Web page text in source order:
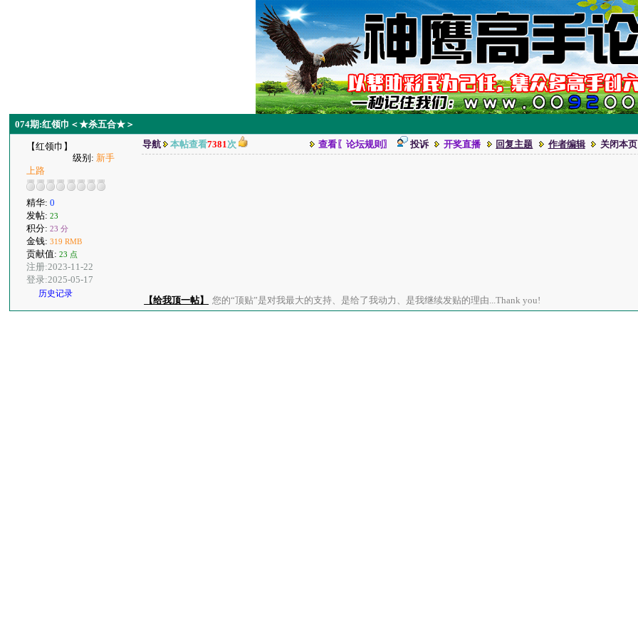
074期:红领巾＜★杀五合★＞
【红领巾】
级别: 新手
上路
精华:0
发帖:23
积分:23 分
金钱:319 RMB
贡献值:23 点
注册:2023-11-22
登录:2025-05-17
历史记录
导航 本帖查看7381次 查看〖论坛规则〗 投诉 开奖直播 回复主题 作者编辑 关闭本页
【给我顶一帖】 您的“顶贴”是对我最大的支持、是给了我动力、是我继续发贴的理由...Thank you!